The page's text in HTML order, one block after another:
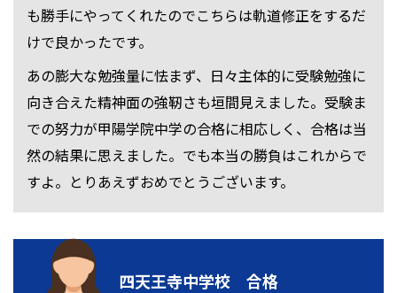
も勝手にやってくれたのでこちらは軌道修正をするだ
けで良かったです。
あの膨大な勉強量に怯まず、日々主体的に受験勉強に
向き合えた精神面の強靭さも垣間見えました。受験ま
での努力が甲陽学院中学の合格に相応しく、合格は当
然の結果に思えました。でも本当の勝負はこれからで
すよ。とりあえずおめでとうございます。
四天王寺中学校 合格